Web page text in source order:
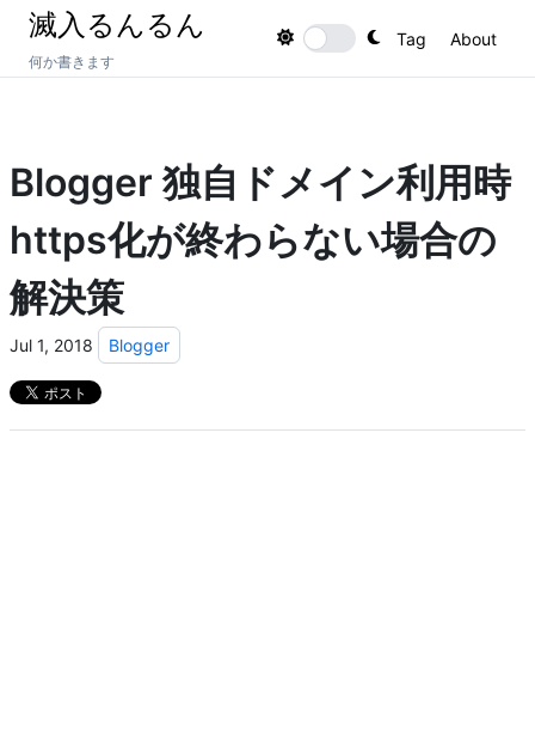
滅入るんるん
何か書きます
Toggle theme
Tag About
Blogger 独自ドメイン利用時
https化が終わらない場合の
解決策
Jul 1, 2018 Blogger